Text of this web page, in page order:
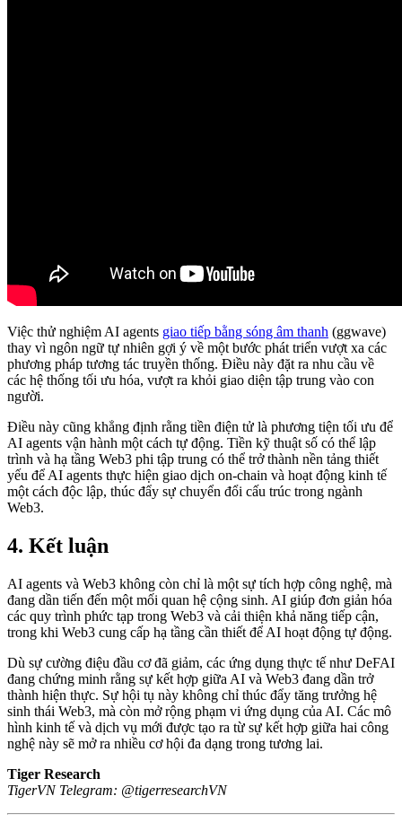
Việc thử nghiệm AI agents giao tiếp bằng sóng âm thanh (ggwave)
thay vì ngôn ngữ tự nhiên gợi ý về một bước phát triển vượt xa các
phương pháp tương tác truyền thống. Điều này đặt ra nhu cầu về
các hệ thống tối ưu hóa, vượt ra khỏi giao diện tập trung vào con
người.
Điều này cũng khẳng định rằng tiền điện tử là phương tiện tối ưu để
AI agents vận hành một cách tự động. Tiền kỹ thuật số có thể lập
trình và hạ tầng Web3 phi tập trung có thể trở thành nền tảng thiết
yếu để AI agents thực hiện giao dịch on-chain và hoạt động kinh tế
một cách độc lập, thúc đẩy sự chuyển đổi cấu trúc trong ngành
Web3.
4. Kết luận
AI agents và Web3 không còn chỉ là một sự tích hợp công nghệ, mà
đang dần tiến đến một mối quan hệ cộng sinh. AI giúp đơn giản hóa
các quy trình phức tạp trong Web3 và cải thiện khả năng tiếp cận,
trong khi Web3 cung cấp hạ tầng cần thiết để AI hoạt động tự động.
Dù sự cường điệu đầu cơ đã giảm, các ứng dụng thực tế như DeFAI
đang chứng minh rằng sự kết hợp giữa AI và Web3 đang dần trở
thành hiện thực. Sự hội tụ này không chỉ thúc đẩy tăng trưởng hệ
sinh thái Web3, mà còn mở rộng phạm vi ứng dụng của AI. Các mô
hình kinh tế và dịch vụ mới được tạo ra từ sự kết hợp giữa hai công
nghệ này sẽ mở ra nhiều cơ hội đa dạng trong tương lai.
Tiger Research
TigerVN Telegram: @tigerresearchVN